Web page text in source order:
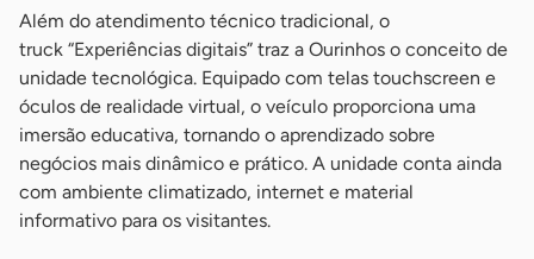
Além do atendimento técnico tradicional, o
truck “Experiências digitais” traz a Ourinhos o conceito de
unidade tecnológica. Equipado com telas touchscreen e
óculos de realidade virtual, o veículo proporciona uma
imersão educativa, tornando o aprendizado sobre
negócios mais dinâmico e prático. A unidade conta ainda
com ambiente climatizado, internet e material
informativo para os visitantes.